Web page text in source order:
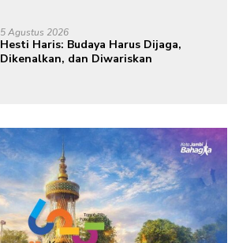
5 Agustus 2026
Hesti Haris: Budaya Harus Dijaga,
Dikenalkan, dan Diwariskan